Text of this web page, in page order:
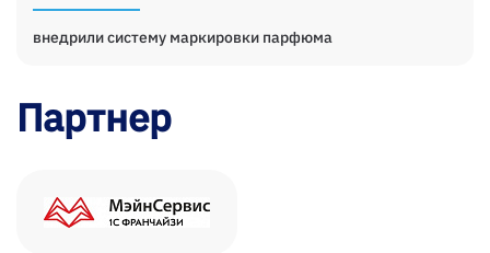
внедрили систему маркировки парфюма
Партнер